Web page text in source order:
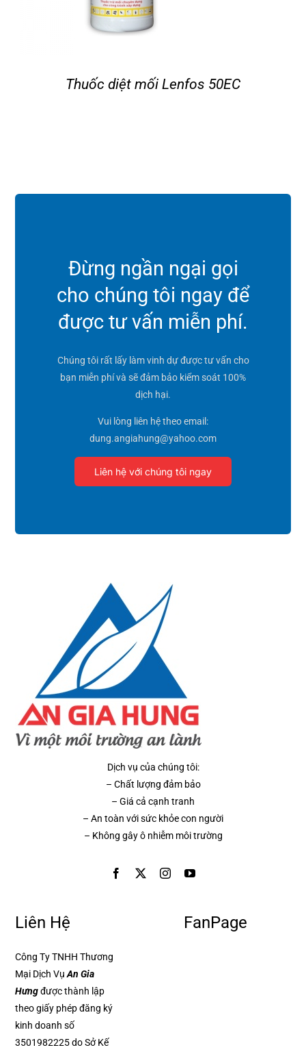
Thuốc diệt mối Lenfos 50EC
Đừng ngần ngại gọi
cho chúng tôi ngay để
được tư vấn miễn phí.
Chúng tôi rất lấy làm vinh dự được tư vấn cho
bạn miễn phí và sẽ đảm bảo kiểm soát 100%
dịch hại.
Vui lòng liên hệ theo email:
dung.angiahung@yahoo.com
Liên hệ với chúng tôi ngay
Dịch vụ của chúng tôi:
– Chất lượng đảm bảo
– Giá cả cạnh tranh
– An toàn với sức khỏe con người
– Không gây ô nhiễm môi trường
Liên Hệ
Công Ty TNHH Thương
Mại Dịch Vụ An Gia
Hưngđược thành lập
theo giấy phép đăng ký
kinh doanh số
3501982225 do Sở Kế
FanPage